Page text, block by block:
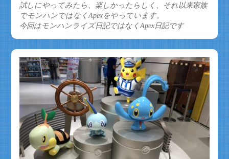
試しにやってみたら、楽しかったらしく、それ以来家族
でモンハンではなくApexをやっています。
今回はモンハンライズ日記ではなくApex日記です